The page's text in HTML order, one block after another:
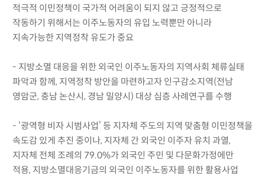
적극적 이민정책이 국가적 어려움이 되지 않고 긍정적으로
작동하기 위해서는 이주노동자의 유입 노력뿐만 아니라
지속가능한 지역정착 유도가 중요
- 지방소멸 대응을 위한 외국인 이주노동자의 지역사회 체류실태
파악과 함께, 지역정착 방안을 마련하고자 인구감소지역(전남
영암군, 충남 논산시, 경남 밀양시) 대상 심층 사례연구를 수행
- ‘광역형 비자 시범사업’ 등 지자체 주도의 지역 맞춤형 이민정책을
속도감 있게 추진 중이나, 지자체 간 외국인 이주자 유치 과열,
지자체 전체 조례의 79.0%가 외국인 주민 및 다문화가정에만
적용, 지방소멸대응기금의 외국인 이주노동자를 위한 활용사업